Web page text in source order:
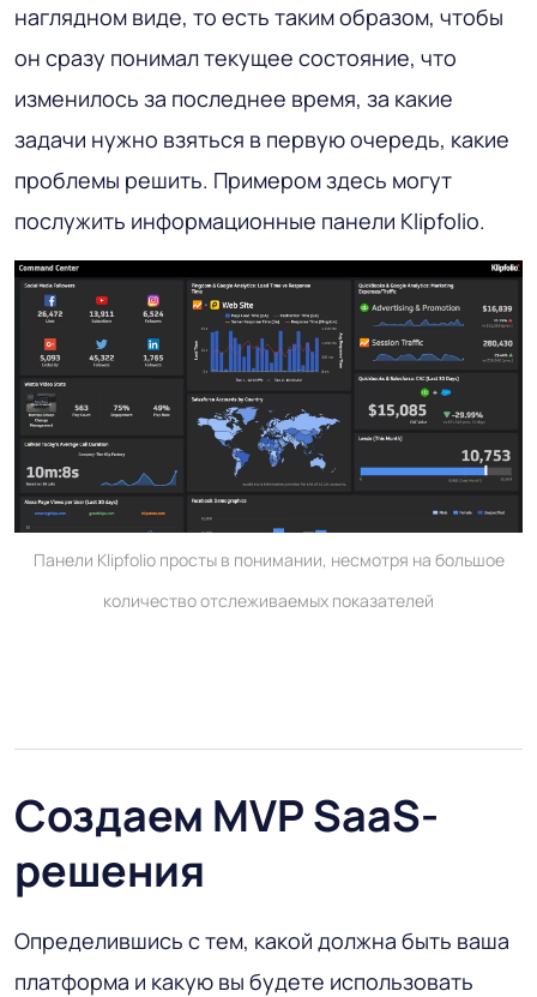
наглядном виде, то есть таким образом, чтобы
он сразу понимал текущее состояние, что
изменилось за последнее время, за какие
задачи нужно взяться в первую очередь, какие
проблемы решить. Примером здесь могут
послужить информационные панели Klipfolio.
Панели Klipfolio просты в понимании, несмотря на большое
количество отслеживаемых показателей
Создаем MVP SaaS-
решения
Определившись с тем, какой должна быть ваша
платформа и какую вы будете использовать